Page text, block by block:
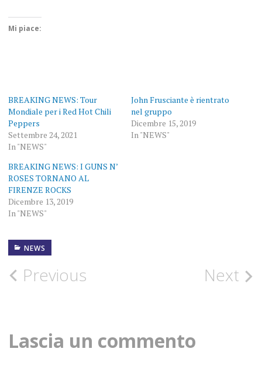
Mi piace:
BREAKING NEWS: Tour
Mondiale per i Red Hot Chili
Peppers
Settembre 24, 2021
In "NEWS"
John Frusciante è rientrato
nel gruppo
Dicembre 15, 2019
In "NEWS"
BREAKING NEWS: I GUNS N’
ROSES TORNANO AL
FIRENZE ROCKS
Dicembre 13, 2019
In "NEWS"
NEWS
2022
CONCERTO
NEWS
Post
Previous Next
Lascia un commento